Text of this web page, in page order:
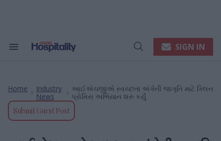
Search
Open
SIGN IN
Home
Industry
News
આઈએચજીએ સ્વચ્છતા અંગેની જાગૃતિ માટે ક્લિન
પ્રોમિસ અભિયાન શરુ કર્યું
Submit Guest Post